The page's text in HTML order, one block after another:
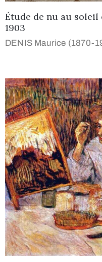
Étude de nu au
1903
DENIS Maurice (1870-